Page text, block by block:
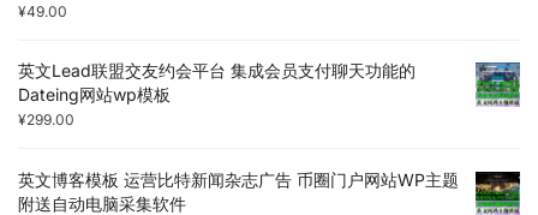
¥49.00
英文Lead联盟交友约会平台 集成会员支付聊天功能的
Dateing网站wp模板
¥299.00
英文博客模板 运营比特新闻杂志广告 币圈门户网站WP主题
附送自动电脑采集软件